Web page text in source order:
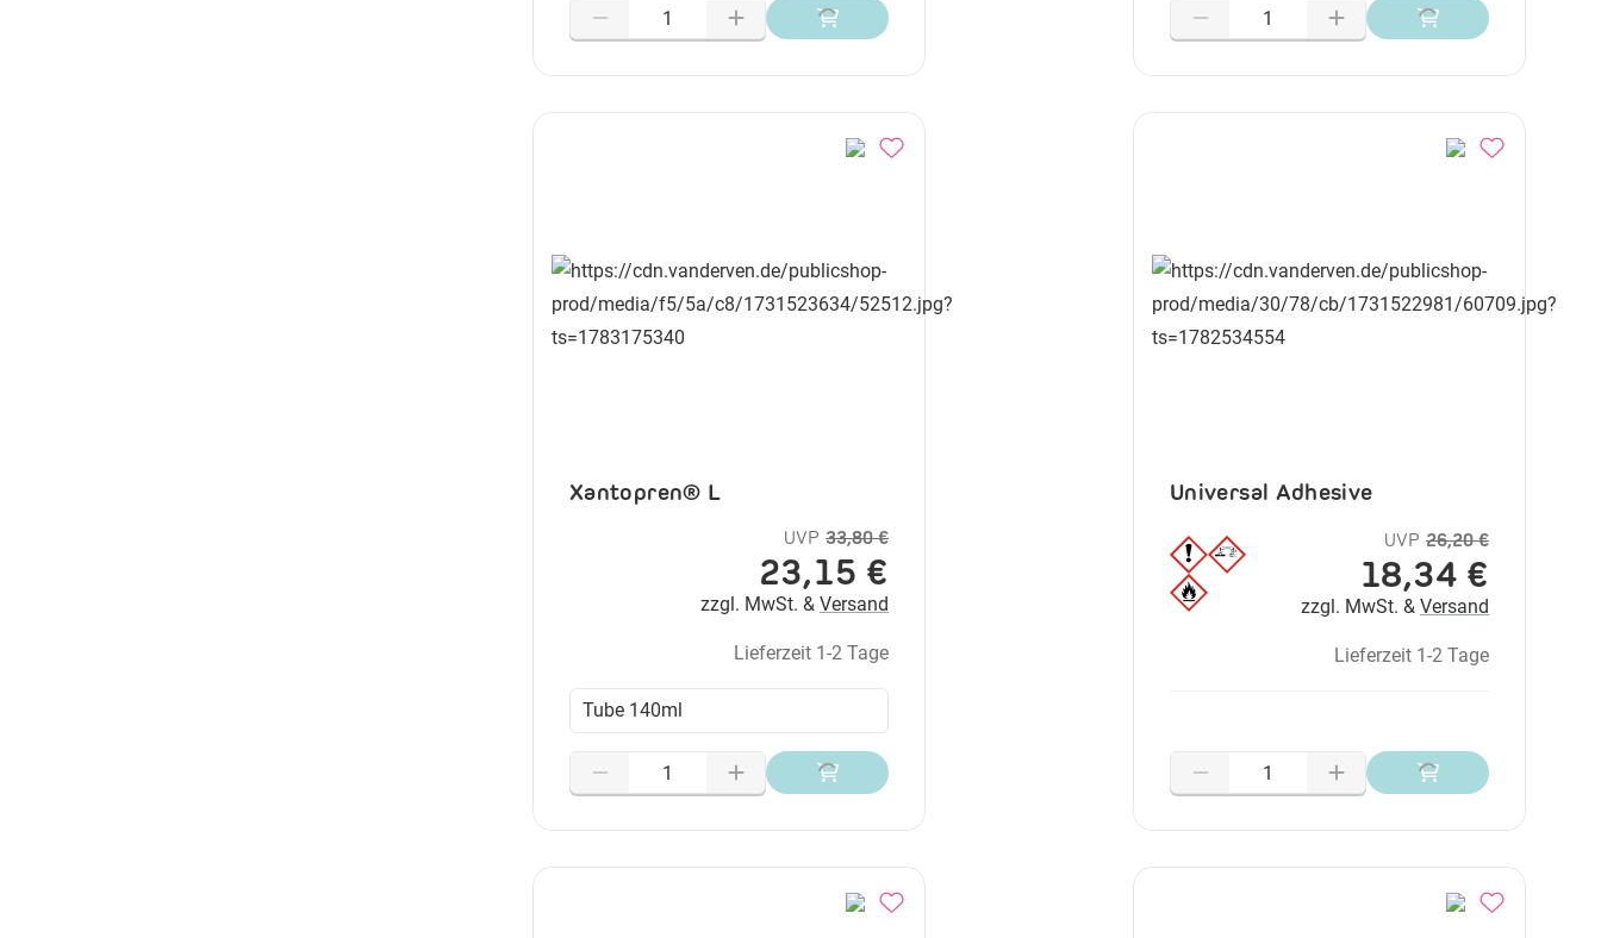
Xantopren® L
UVP 33,80 €
23,15 €
zzgl. MwSt. & Versand
Lieferzeit 1-2 Tage
Tube 140ml
Universal Adhesive
UVP 26,20 €
18,34 €
zzgl. MwSt. & Versand
Lieferzeit 1-2 Tage